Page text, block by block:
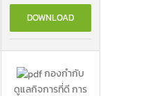
DOWNLOAD
กองกำกับ
ดูแลกิจการที่ดี การ